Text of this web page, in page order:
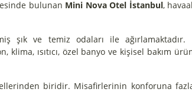
bulunan Mini Nova Otel İstanbul,
şık ve temiz odaları ile ağırlamaktadır.
ısıtıcı, özel banyo ve kişisel bakım
biridir. Misafirlerinin konforuna